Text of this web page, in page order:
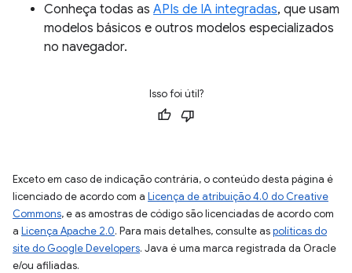
Conheça todas as APIs de IA integradas, que usam
modelos básicos e outros modelos especializados
no navegador.
Isso foi útil?
Exceto em caso de indicação contrária, o conteúdo desta página é
licenciado de acordo com a Licença de atribuição 4.0 do Creative
Commons, e as amostras de código são licenciadas de acordo com
a Licença Apache 2.0. Para mais detalhes, consulte aspolíticas do
site do Google Developers. Java é uma marca registrada da Oracle
e/ou afiliadas.